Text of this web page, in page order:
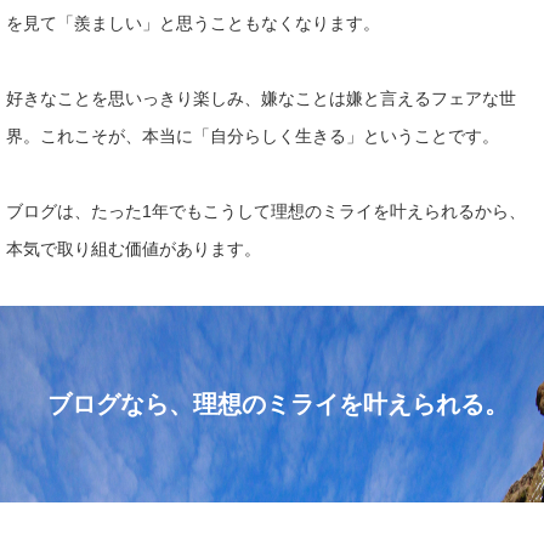
を見て「羨ましい」と思うこともなくなります。
好きなことを思いっきり楽しみ、嫌なことは嫌と言えるフェアな世
界。 これこそが、本当に「自分らしく生きる」ということです。
ブログは、たった1年でもこうして理想のミライを叶えられるから 、
本気で取り組む価値があります。
ブログなら、理想のミライを叶えられる。